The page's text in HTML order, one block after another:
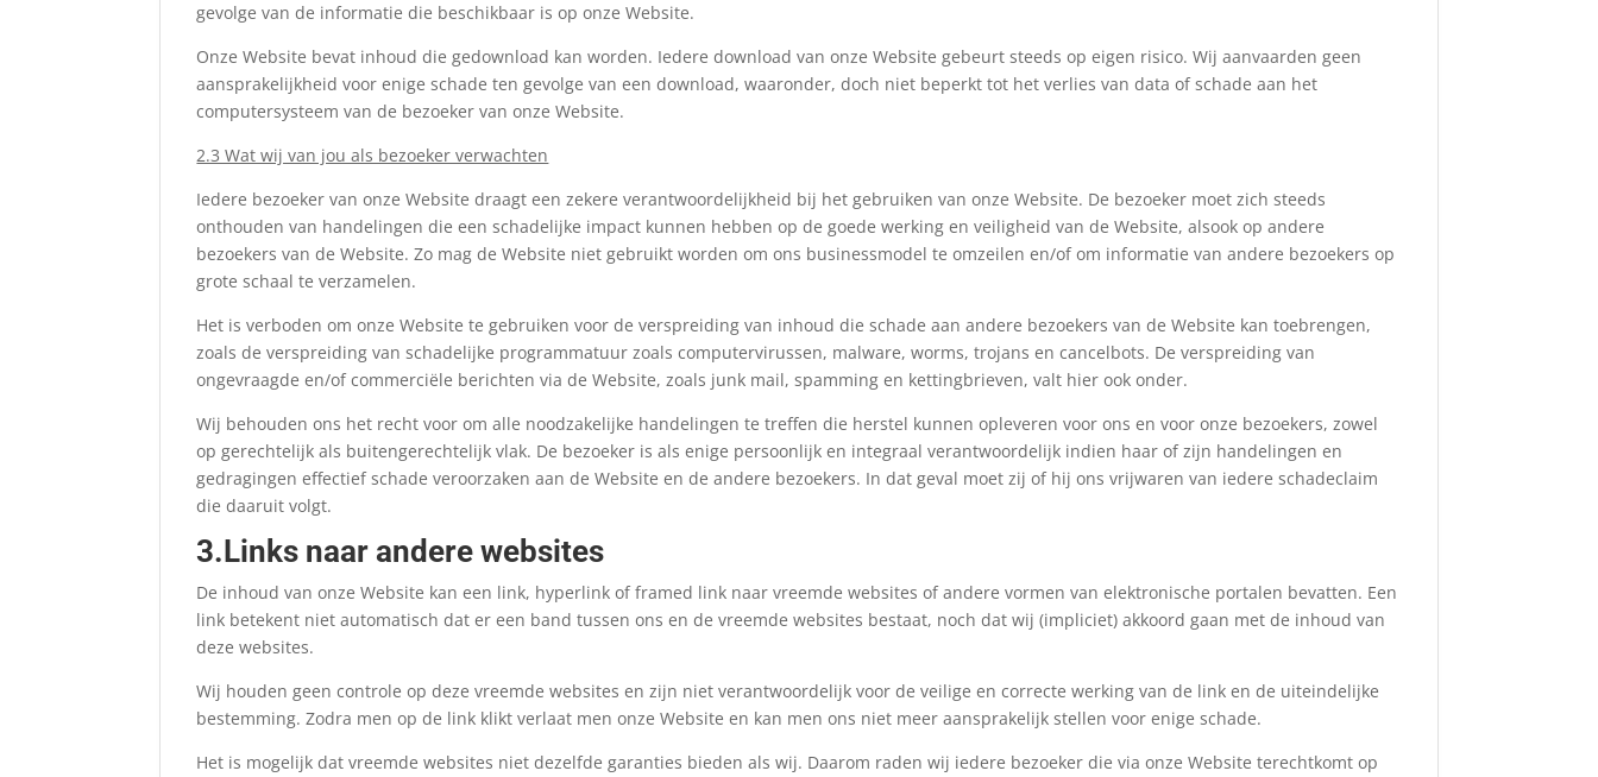
gevolge van de informatie die beschikbaar is op onze Website.
Onze Website bevat inhoud die gedownload kan worden. Iedere download van onze Website gebeurt steeds op eigen risico. Wij aanvaarden geen
aansprakelijkheid voor enige schade ten gevolge van een download, waaronder, doch niet beperkt tot het verlies van data of schade aan het
computersysteem van de bezoeker van onze Website.
2.3 Wat wij van jou als bezoeker verwachten
Iedere bezoeker van onze Website draagt een zekere verantwoordelijkheid bij het gebruiken van onze Website. De bezoeker moet zich steeds
onthouden van handelingen die een schadelijke impact kunnen hebben op de goede werking en veiligheid van de Website, alsook op andere
bezoekers van de Website. Zo mag de Website niet gebruikt worden om ons businessmodel te omzeilen en/of om informatie van andere bezoekers op
grote schaal te verzamelen.
Het is verboden om onze Website te gebruiken voor de verspreiding van inhoud die schade aan andere bezoekers van de Website kan toebrengen,
zoals de verspreiding van schadelijke programmatuur zoals computervirussen, malware, worms, trojans en cancelbots. De verspreiding van
ongevraagde en/of commerciële berichten via de Website, zoals junk mail, spamming en kettingbrieven, valt hier ook onder.
Wij behouden ons het recht voor om alle noodzakelijke handelingen te treffen die herstel kunnen opleveren voor ons en voor onze bezoekers, zowel
op gerechtelijk als buitengerechtelijk vlak. De bezoeker is als enige persoonlijk en integraal verantwoordelijk indien haar of zijn handelingen en
gedragingen effectief schade veroorzaken aan de Website en de andere bezoekers. In dat geval moet zij of hij ons vrijwaren van iedere schadeclaim
die daaruit volgt.
3.Links naar andere websites
De inhoud van onze Website kan een link, hyperlink of framed link naar vreemde websites of andere vormen van elektronische portalen bevatten. Een
link betekent niet automatisch dat er een band tussen ons en de vreemde websites bestaat, noch dat wij (impliciet) akkoord gaan met de inhoud van
deze websites.
Wij houden geen controle op deze vreemde websites en zijn niet verantwoordelijk voor de veilige en correcte werking van de link en de uiteindelijke
bestemming. Zodra men op de link klikt verlaat men onze Website en kan men ons niet meer aansprakelijk stellen voor enige schade.
Het is mogelijk dat vreemde websites niet dezelfde garanties bieden als wij. Daarom raden wij iedere bezoeker die via onze Website terechtkomt op